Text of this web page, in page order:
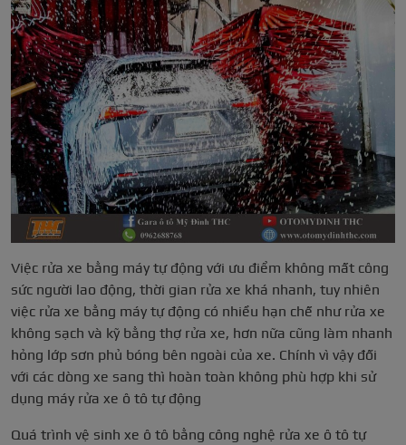
Việc rửa xe bằng máy tự động với ưu điểm không mất công
sức người lao động, thời gian rửa xe khá nhanh, tuy nhiên
việc rửa xe bằng máy tự động có nhiều hạn chế như rửa xe
không sạch và kỹ bằng thợ rửa xe, hơn nữa cũng làm nhanh
hỏng lớp sơn phủ bóng bên ngoài của xe. Chính vì vậy đối
với các dòng xe sang thì hoàn toàn không phù hợp khi sử
dụng máy rửa xe ô tô tự động
Quá trình vệ sinh xe ô tô bằng công nghệ rửa xe ô tô tự